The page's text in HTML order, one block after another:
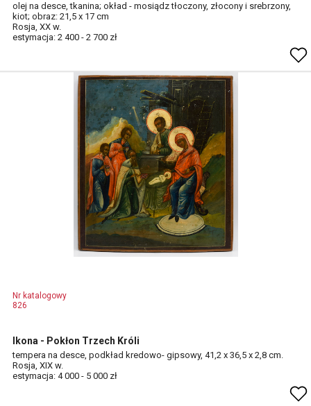
olej na desce, tkanina; okład - mosiądz tłoczony, złocony i srebrzony,
kiot; obraz: 21,5 x 17 cm
Rosja, XX w.
estymacja: 2 400 - 2 700 zł
Nr katalogowy
826
Ikona - Pokłon Trzech Króli
tempera na desce, podkład kredowo- gipsowy, 41,2 x 36,5 x 2,8 cm.
Rosja, XIX w.
estymacja: 4 000 - 5 000 zł